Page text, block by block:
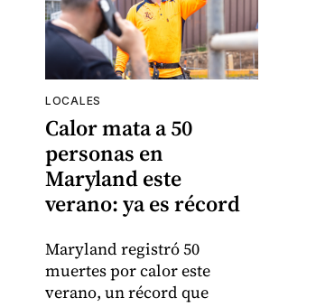
LOCALES
Calor mata a 50
personas en
Maryland este
verano: ya es récord
Maryland registró 50
muertes por calor este
verano, un récord que